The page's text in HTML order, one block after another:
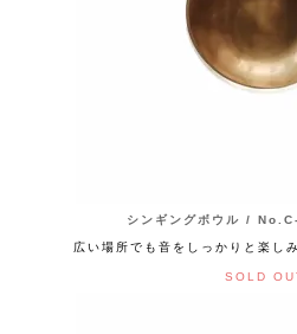
シンギングボウル /
広い場所でも音をしっかりと楽し
SOLD